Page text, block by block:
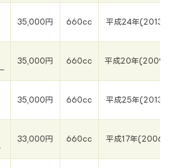
35,000円 660cc 平成24年(2013
35,000円 660cc 平成20年(2009
35,000円 660cc 平成25年(2013
33,000円 660cc 平成17年(2006